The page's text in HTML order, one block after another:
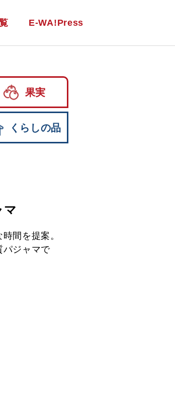
E-WA!Press
果実
くらしの品
間を提案。
パジャマで